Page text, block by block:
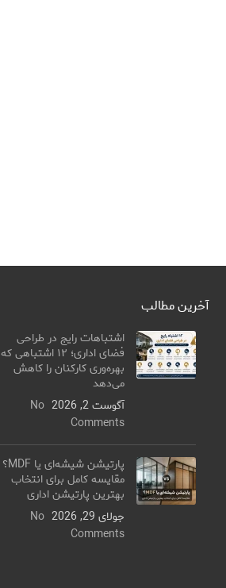
آخرین مطالب
اشتباهات رایج در طراحی
فضای اداری؛ ۱۲ اشتباهی که
بهره‌وری کارکنان را کاهش
می‌دهد
آگوست 2, 2026
No
Comments
پارتیشن شیشه‌ای یا MDF؟
مقایسه کامل برای انتخاب
بهترین پارتیشن اداری
جولای 29, 2026
No
Comments